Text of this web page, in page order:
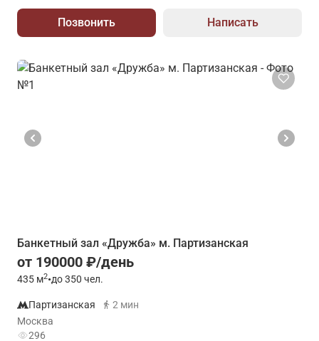
Позвонить Написать
Банкетный зал «Дружба» м. Партизанская
от 190000 ₽/день
435 м2•до 350 чел.
Партизанская
2 мин
Москва
296